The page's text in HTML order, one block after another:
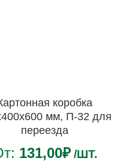
коробка
мм, П-32 для
переезда
131,00₽ /ШТ.